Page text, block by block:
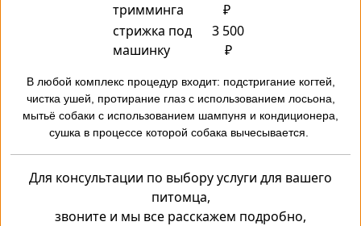
тримминга
₽
стрижка под
машинку
3 500
₽
В любой комплекс процедур входит: подстригание когтей,
чистка ушей, протирание глаз с использованием лосьона,
мытьё собаки с использованием шампуня и кондиционера,
сушка в процессе которой собака вычесывается.
Для консультации по выбору услуги для вашего
питомца,
звоните и мы все расскажем подробно,